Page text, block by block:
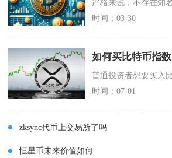
时间：03-30
如何买比特币指数
时间：07-01
zksync代币上交易所了吗
恒星币未来价值如何